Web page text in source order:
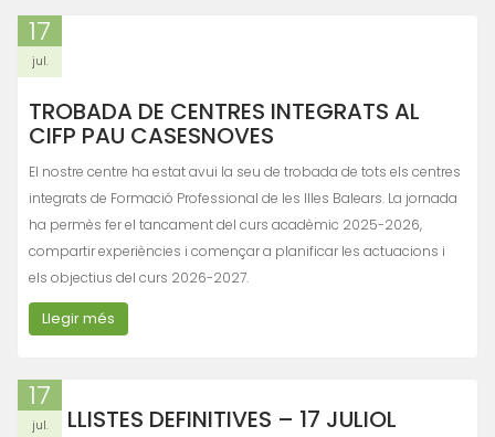
17
jul.
TROBADA DE CENTRES INTEGRATS AL
CIFP PAU CASESNOVES
El nostre centre ha estat avui la seu de trobada de tots els centres
integrats de Formació Professional de les Illes Balears. La jornada
ha permès fer el tancament del curs acadèmic 2025-2026,
compartir experiències i començar a planificar les actuacions i
els objectius del curs 2026-2027.
Llegir més
17
jul. LLISTES DEFINITIVES – 17 JULIOL